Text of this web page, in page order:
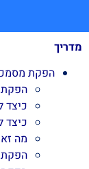
מדריך
הפקת
הפקת
כיצד
כיצד
מה
הפקת